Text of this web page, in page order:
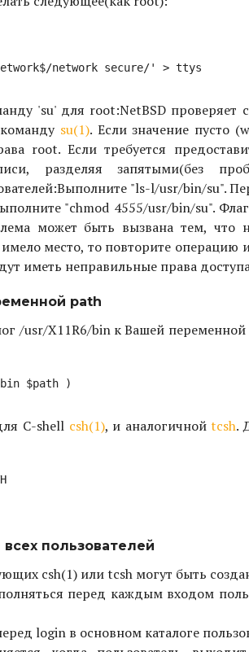
'su' для root:NetBSD
su(1). Если значение пусто
root. Если требуется
разделяя запятыми(без
Выполните "ls-l/usr/bin/su".
"chmod 4555/usr/bin/su".
может быть вызвана тем, что
имело место, то повторите
иметь неправильные права
path
/usr/X11R6/bin к Вашей
C-shell csh(1), и аналогичнойtcsh.
пользователей
csh(1) или tcsh могут быть
перед каждым входом
login в основном каталоге